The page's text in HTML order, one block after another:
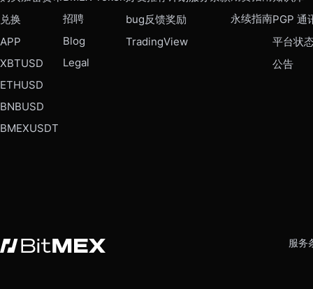
兑换
APP
XBTUSD
ETHUSD
BNBUSD
BMEXUSDT
招聘
Blog
Legal
bug反馈奖励
TradingView
永续指南PGP 通
平台状
公告
服务